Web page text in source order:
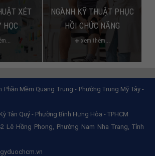
XÉT
HỌC
NGÀNH KỸ THUẬT PHỤC
HỒI CHỨC NĂNG
xem thêm...
Phần Mềm Quang Trung - Phường Trung Mỹ Tây -
Tân Quý - Phường Bình Hưng Hòa - TPHCM
Lê Hồng Phong, Phường Nam Nha Trang, Tỉnh